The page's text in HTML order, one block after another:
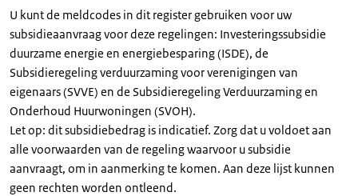
U kunt de meldcodes in dit register gebruiken voor uw
subsidieaanvraag voor deze regelingen: Investeringssubsidie
duurzame energie en energiebesparing (ISDE), de
Subsidieregeling verduurzaming voor verenigingen van
eigenaars (SVVE) en de Subsidieregeling Verduurzaming en
Onderhoud Huurwoningen (SVOH).
Let op: dit subsidiebedrag is indicatief. Zorg dat u voldoet aan
alle voorwaarden van de regeling waarvoor u subsidie
aanvraagt, om in aanmerking te komen. Aan deze lijst kunnen
geen rechten worden ontleend.